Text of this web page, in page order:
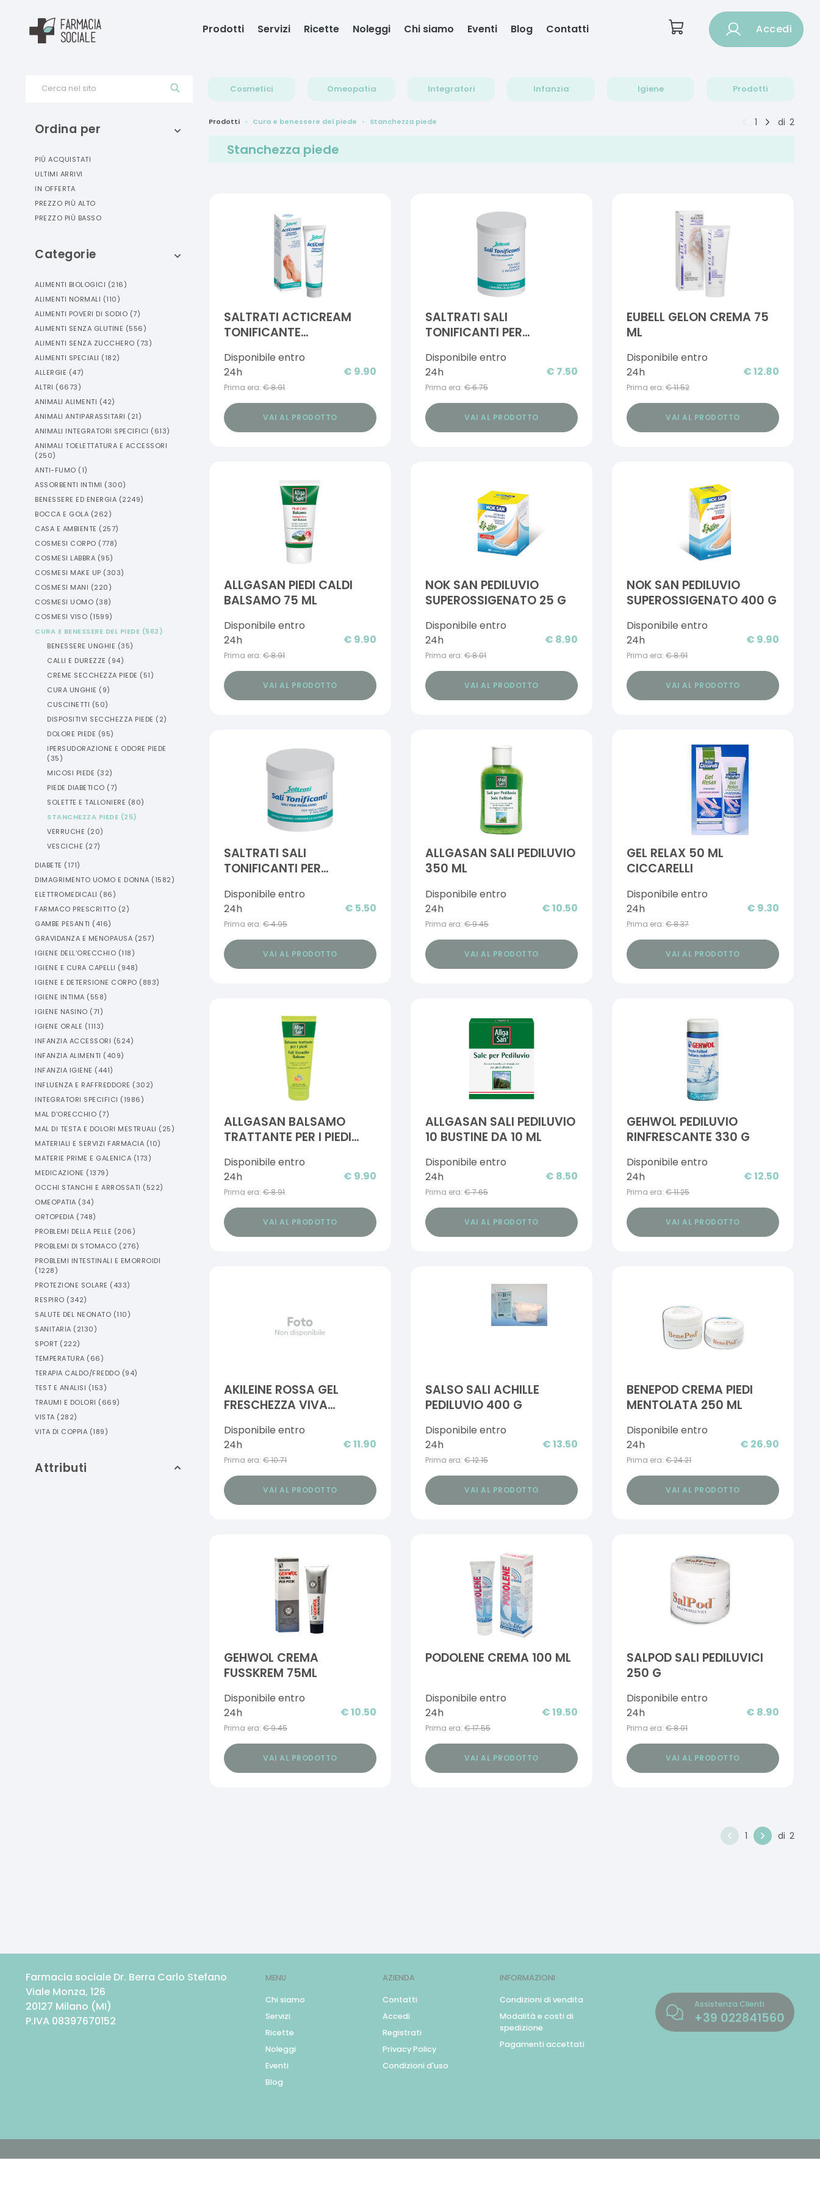
Prodotti Servizi Ricette Noleggi Chi siamo Eventi Blog Contatti Accedi
Cerca nel sito Cosmetici Omeopatia Integratori Infanzia Igiene Prodotti
Ordina per
PIÙ ACQUISTATI
ULTIMI ARRIVI
IN OFFERTA
PREZZO PIÙ ALTO
PREZZO PIÙ BASSO
Categorie
ALIMENTI BIOLOGICI (216)
ALIMENTI NORMALI (110)
ALIMENTI POVERI DI SODIO (7)
ALIMENTI SENZA GLUTINE (556)
ALIMENTI SENZA ZUCCHERO (73)
ALIMENTI SPECIALI (182)
ALLERGIE (47)
ALTRI (6673)
ANIMALI ALIMENTI (42)
ANIMALI ANTIPARASSITARI (21)
ANIMALI INTEGRATORI SPECIFICI (613)
ANIMALI TOELETTATURA E ACCESSORI
(250)
ANTI-FUMO (1)
ASSORBENTI INTIMI (300)
BENESSERE ED ENERGIA (2249)
BOCCA E GOLA (262)
CASA E AMBIENTE (257)
COSMESI CORPO (778)
COSMESI LABBRA (95)
COSMESI MAKE UP (303)
COSMESI MANI (220)
COSMESI UOMO (38)
COSMESI VISO (1599)
CURA E BENESSERE DEL PIEDE (562)
BENESSERE UNGHIE (35)
CALLI E DUREZZE (94)
CREME SECCHEZZA PIEDE (51)
CURA UNGHIE (9)
CUSCINETTI (50)
DISPOSITIVI SECCHEZZA PIEDE (2)
DOLORE PIEDE (95)
IPERSUDORAZIONE E ODORE PIEDE
(35)
MICOSI PIEDE (32)
PIEDE DIABETICO (7)
SOLETTE E TALLONIERE (80)
STANCHEZZA PIEDE (25)
VERRUCHE (20)
VESCICHE (27)
DIABETE (171)
DIMAGRIMENTO UOMO E DONNA (1582)
ELETTROMEDICALI (86)
FARMACO PRESCRITTO (2)
GAMBE PESANTI (416)
GRAVIDANZA E MENOPAUSA (257)
IGIENE DELL'ORECCHIO (118)
IGIENE E CURA CAPELLI (948)
IGIENE E DETERSIONE CORPO (883)
IGIENE INTIMA (558)
IGIENE NASINO (71)
IGIENE ORALE (1113)
INFANZIA ACCESSORI (524)
INFANZIA ALIMENTI (409)
INFANZIA IGIENE (441)
INFLUENZA E RAFFREDDORE (302)
INTEGRATORI SPECIFICI (1986)
MAL D'ORECCHIO (7)
MAL DI TESTA E DOLORI MESTRUALI (25)
MATERIALI E SERVIZI FARMACIA (10)
MATERIE PRIME E GALENICA (173)
MEDICAZIONE (1379)
OCCHI STANCHI E ARROSSATI (522)
OMEOPATIA (34)
ORTOPEDIA (748)
PROBLEMI DELLA PELLE (206)
PROBLEMI DI STOMACO (276)
PROBLEMI INTESTINALI E EMORROIDI
(1228)
PROTEZIONE SOLARE (433)
RESPIRO (342)
SALUTE DEL NEONATO (110)
SANITARIA (2130)
SPORT (222)
TEMPERATURA (66)
TERAPIA CALDO/FREDDO (94)
TEST E ANALISI (153)
TRAUMI E DOLORI (669)
VISTA (282)
VITA DI COPPIA (189)
Attributi
Prodotti Cura e benessere del piede Stanchezza piede 1 di 2
Stanchezza piede
SALTRATI ACTICREAM
TONIFICANTE
GAMBE 100 ML
Disponibile entro
24h
Prima era: €8.91
€ 9.90
VAI AL PRODOTTO
SALTRATI SALI
TONIFICANTI PER
Disponibile entro
24h
Prima era: €6.75
€ 7.50
VAI AL PRODOTTO
EUBELL GELON CREMA 75
ML
Disponibile entro
24h
Prima era: €11.52
€12.80
VAI AL PRODOTTO
ALLGASAN PIEDI CALDI
BALSAMO 75 ML
Disponibile entro
24h
Prima era: €8.91
€ 9.90
VAI AL PRODOTTO
NOK SAN PEDILUVIO
SUPEROSSIGENATO 25 G
Disponibile entro
24h
Prima era: €8.01
€ 8.90
VAI AL PRODOTTO
NOK SAN PEDILUVIO
SUPEROSSIGENATO 400 G
Disponibile entro
24h
Prima era: €8.91
€ 9.90
VAI AL PRODOTTO
SALTRATI SALI
TONIFICANTI PER
Disponibile entro
24h
Prima era: €4.95
€ 5.50
VAI AL PRODOTTO
ALLGASAN SALI PEDILUVIO
350 ML
Disponibile entro
24h
Prima era: €9.45
€10.50
VAI AL PRODOTTO
GEL RELAX 50 ML
CICCARELLI
Disponibile entro
24h
Prima era: €8.37
€ 9.30
VAI AL PRODOTTO
ALLGASAN BALSAMO
TRATTANTE PER I PIEDI
100 ML
Disponibile entro
24h
Prima era: €8.91
€ 9.90
VAI AL PRODOTTO
ALLGASAN SALI PEDILUVIO
10 BUSTINE DA 10 ML
Disponibile entro
24h
Prima era: €7.65
€ 8.50
VAI AL PRODOTTO
GEHWOL PEDILUVIO
RINFRESCANTE 330 G
Disponibile entro
24h
Prima era: €11.25
€12.50
VAI AL PRODOTTO
AKILEINE ROSSA GEL
FRESCHEZZA VIVA
Disponibile entro
24h
Prima era: €10.71
€11.90
VAI AL PRODOTTO
SALSO SALI ACHILLE
PEDILUVIO 400 G
Disponibile entro
24h
Prima era: €12.15
€13.50
VAI AL PRODOTTO
BENEPOD CREMA PIEDI
MENTOLATA 250 ML
Disponibile entro
24h
Prima era: €24.21
€ 26.90
VAI AL PRODOTTO
GEHWOL CREMA
FUSSKREM 75ML
Disponibile entro
24h
Prima era: €9.45
€10.50
VAI AL PRODOTTO
PODOLENE CREMA 100 ML
Disponibile entro
24h
Prima era: €17.55
€19.50
VAI AL PRODOTTO
SALPOD SALI PEDILUVICI
250 G
Disponibile entro
24h
Prima era: €8.01
€ 8.90
VAI AL PRODOTTO
1 di 2
Farmacia sociale Dr. Berra Carlo Stefano
Viale Monza, 126
20127 Milano (MI)
P.IVA 08397670152
MENU
Chi siamo
Servizi
Ricette
Noleggi
Eventi
Blog
AZIENDA
Contatti
Accedi
Registrati
Privacy Policy
Condizioni d'uso
INFORMAZIONI
Condizioni di vendita
Modalità e costi di
spedizione
Pagamenti accettati
Assistenza Clienti
+39 022841560